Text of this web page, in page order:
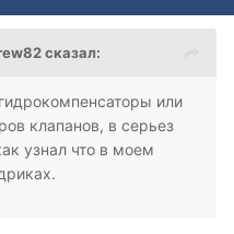
сказал:
или
клапанов, в серьез
узнал что в моем